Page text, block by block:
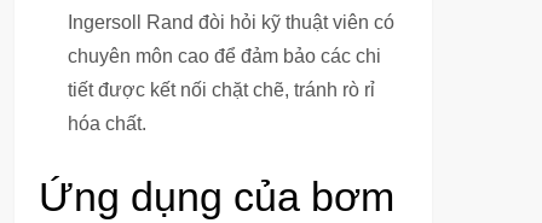
Ingersoll Rand đòi hỏi kỹ thuật viên có
chuyên môn cao để đảm bảo các chi
tiết được kết nối chặt chẽ, tránh rò rỉ
hóa chất.
Ứng dụng của bơm